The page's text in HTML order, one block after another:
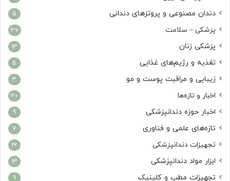
دندان مصنوعی و پروتزهای دندانی 5
پزشکی – سلامت 37
پزشکی زنان 13
تغذیه و رژیم‌های غذایی 5
زیبایی و مراقبت پوست و مو 3
اخبار و تازه‌ها 30
اخبار حوزه دندانپزشکی 9
تازه‌های علمی و فناوری 7
تجهیزات دندانپزشکی 22
ابزار مواد دندانپزشکی 13
تجهیزات مطب و کلینیک 9